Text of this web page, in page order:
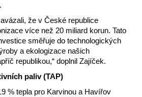
že v České republice
více než 20 miliard korun. Tato
směřuje do technologických
a ekologizace našich
republikou,“ doplnil Zajíček.
paliv (TAP)
% tepla pro Karvinou a Havířov